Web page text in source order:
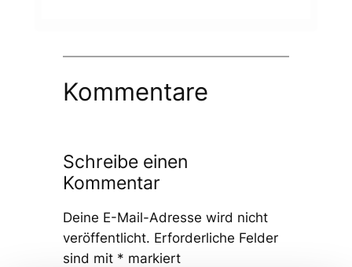
Kommentare
Schreibe einen
Kommentar
Deine E-Mail-Adresse wird nicht
veröffentlicht. Erforderliche Felder
sind mit * markiert